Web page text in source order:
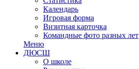
Календарь
Игровая форма
Визитная карточка
Командные фото разных лет
Меню
ДЮСШ
О школе